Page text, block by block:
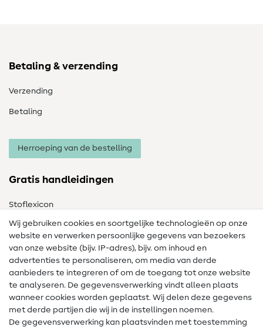
Betaling & verzending
Verzending
Betaling
Herroeping van de bestelling
Gratis handleidingen
Stoflexicon
Naailexicon
Gratis Naaipatronen
Hulp & contact
Contact
Wijziging van eigenaar
Wij gebruiken cookies en soortgelijke technologieën op onze
website en verwerken persoonlijke gegevens van bezoekers
van onze website (bijv. IP-adres), bijv. om inhoud en
advertenties te personaliseren, om media van derde
aanbieders te integreren of om de toegang tot onze website
te analyseren. De gegevensverwerking vindt alleen plaats
wanneer cookies worden geplaatst. Wij delen deze gegevens
met derde partijen die wij in de instellingen noemen.
De gegevensverwerking kan plaatsvinden met toestemming